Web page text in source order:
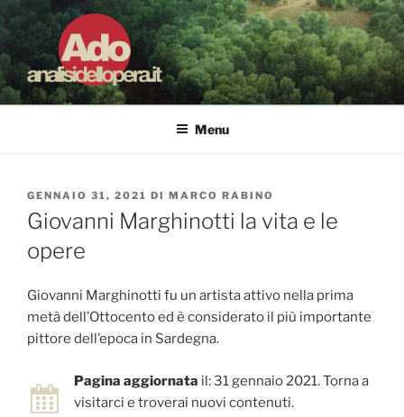
Salta
al
contenuto
ADO ANALISI DELL'OPERA
Osservare le opere d'arte per capirle e imparare ad amarle
Menu
PUBBLICATO
IL
GENNAIO 31, 2021 DI MARCO RABINO
Giovanni Marghinotti la vita e le
opere
Giovanni Marghinotti fu un artista attivo nella prima
metà dell’Ottocento ed è considerato il più importante
pittore dell’epoca in Sardegna.
Pagina aggiornata il: 31 gennaio 2021. Torna a
visitarci e troverai nuovi contenuti.